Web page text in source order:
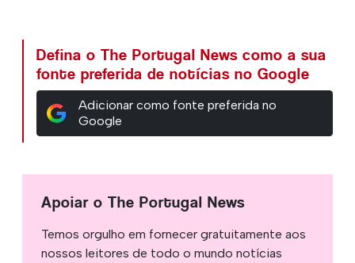
Defina o The Portugal News como a sua
fonte preferida de notícias no Google
Adicionar como fonte preferida no
Google
Apoiar o The Portugal News
Temos orgulho em fornecer gratuitamente aos
nossos leitores de todo o mundo notícias